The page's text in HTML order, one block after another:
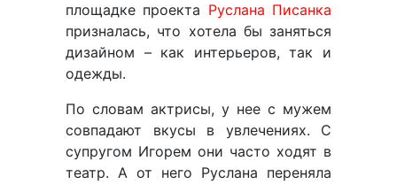
площадке проекта Руслана Писанка
призналась, что хотела бы заняться
дизайном – как интерьеров, так и
одежды.
По словам актрисы, у нее с мужем
совпадают вкусы в увлечениях. С
супругом Игорем они часто ходят в
театр. А от него Руслана переняла